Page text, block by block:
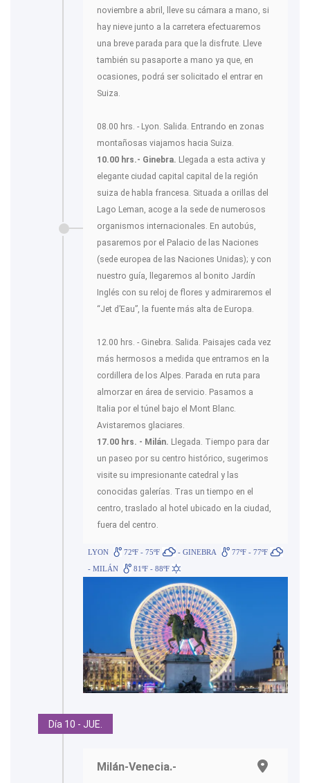
noviembre a abril, lleve su cámara a mano, si
hay nieve junto a la carretera efectuaremos
una breve parada para que la disfrute. Lleve
también su pasaporte a mano ya que, en
ocasiones, podrá ser solicitado el entrar en
Suiza.
08.00 hrs. - Lyon. Salida. Entrando en zonas
montañosas viajamos hacia Suiza.
10.00 hrs.- Ginebra. Llegada a esta activa y
elegante ciudad capital capital de la región
suiza de habla francesa. Situada a orillas del
Lago Leman, acoge a la sede de numerosos
organismos internacionales. En autobús,
pasaremos por el Palacio de las Naciones
(sede europea de las Naciones Unidas); y con
nuestro guía, llegaremos al bonito Jardín
Inglés con su reloj de flores y admiraremos el
“Jet d’Eau”, la fuente más alta de Europa.
12.00 hrs. - Ginebra. Salida. Paisajes cada vez
más hermosos a medida que entramos en la
cordillera de los Alpes. Parada en ruta para
almorzar en área de servicio. Pasamos a
Italia por el túnel bajo el Mont Blanc.
Avistaremos glaciares.
17.00 hrs. - Milán. Llegada. Tiempo para dar
un paseo por su centro histórico, sugerimos
visite su impresionante catedral y las
conocidas galerías. Tras un tiempo en el
centro, traslado al hotel ubicado en la ciudad,
fuera del centro.
LYON 72ºF - 75ºF - GINEBRA
77ºF - 77ºF
- MILÁN
81ºF - 88ºF
Día 10 - JUE.
Milán-Venecia.-